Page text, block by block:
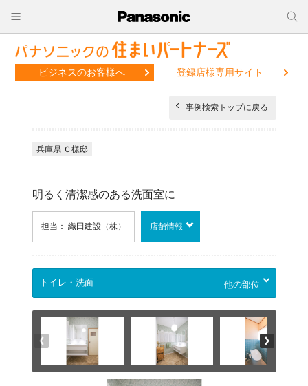
ビジネスのお客様へ 登録店様専用サイト
事例検索トップに戻る
兵庫県 Ｃ様邸
明るく清潔感のある洗面室に
担当： 織田建設（株） 店舗情報
他の部位